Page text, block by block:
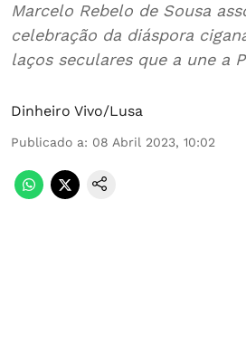
Marcelo Rebelo de Sousa
celebração da diáspora
laços seculares que a une a
Dinheiro Vivo/Lusa
Publicado a: 08 Abril 2023, 10:02